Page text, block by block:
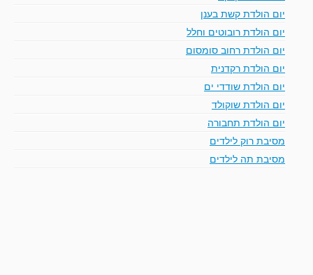
יום הולדת קשת בענן
יום הולדת רובוטים וחלל
יום הולדת רחוב סומסום
יום הולדת רקדנית
יום הולדת שודדי ים
יום הולדת שוקולד
יום הולדת תחבורה
מסיבת רוק לילדים
מסיבת תה לילדים